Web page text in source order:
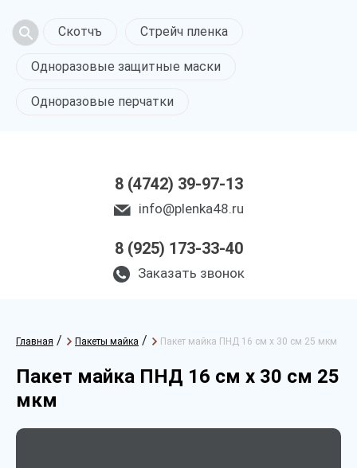
Скотчъ Стрейч пленка
Одноразовые защитные маски
Одноразовые перчатки
8 (4742) 39-97-13
info@plenka48.ru
8 (925) 173-33-40
Заказать звонок
Главная / Пакеты майка / Пакет майка ПНД 16 см х 30 см 25 мкм
Пакет майка ПНД 16 см х 30 см 25
мкм